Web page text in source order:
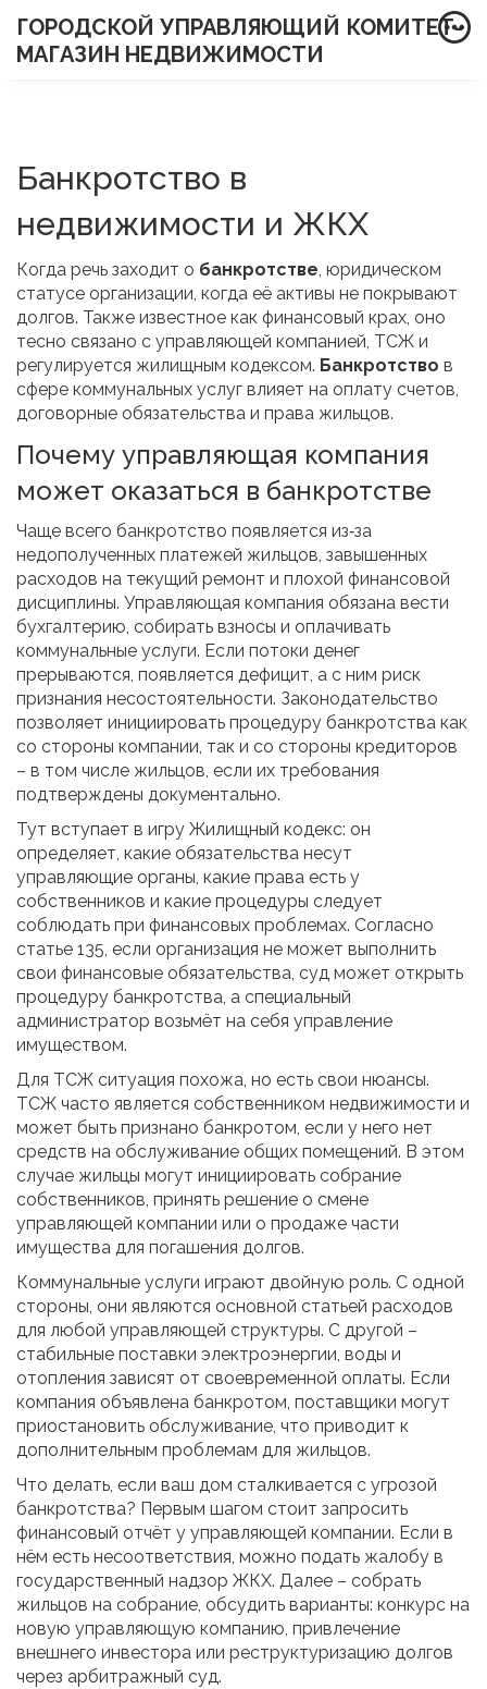
ГОРОДСКОЙ УПРАВЛЯЮЩИЙ КОМИТЕТ-
МАГАЗИН НЕДВИЖИМОСТИ
Банкротство в
недвижимости и ЖКХ
Когда речь заходит о банкротстве, юридическом
статусе организации, когда её активы не покрывают
долгов. Также известное как финансовый крах, оно
тесно связано с управляющей компанией, ТСЖ и
регулируется жилищным кодексом. Банкротство в
сфере коммунальных услуг влияет на оплату счетов,
договорные обязательства и права жильцов.
Почему управляющая компания
может оказаться в банкротстве
Чаще всего банкротство появляется из‑за
недополученных платежей жильцов, завышенных
расходов на текущий ремонт и плохой финансовой
дисциплины. Управляющая компания обязана вести
бухгалтерию, собирать взносы и оплачивать
коммунальные услуги. Если потоки денег
прерываются, появляется дефицит, а с ним риск
признания несостоятельности. Законодательство
позволяет инициировать процедуру банкротства как
со стороны компании, так и со стороны кредиторов
– в том числе жильцов, если их требования
подтверждены документально.
Тут вступает в игру Жилищный кодекс: он
определяет, какие обязательства несут
управляющие органы, какие права есть у
собственников и какие процедуры следует
соблюдать при финансовых проблемах. Согласно
статье 135, если организация не может выполнить
свои финансовые обязательства, суд может открыть
процедуру банкротства, а специальный
администратор возьмёт на себя управление
имуществом.
Для ТСЖ ситуация похожа, но есть свои нюансы.
ТСЖ часто является собственником недвижимости и
может быть признано банкротом, если у него нет
средств на обслуживание общих помещений. В этом
случае жильцы могут инициировать собрание
собственников, принять решение о смене
управляющей компании или о продаже части
имущества для погашения долгов.
Коммунальные услуги играют двойную роль. С одной
стороны, они являются основной статьей расходов
для любой управляющей структуры. С другой –
стабильные поставки электроэнергии, воды и
отопления зависят от своевременной оплаты. Если
компания объявлена банкротом, поставщики могут
приостановить обслуживание, что приводит к
дополнительным проблемам для жильцов.
Что делать, если ваш дом сталкивается с угрозой
банкротства? Первым шагом стоит запросить
финансовый отчёт у управляющей компании. Если в
нём есть несоответствия, можно подать жалобу в
государственный надзор ЖКХ. Далее – собрать
жильцов на собрание, обсудить варианты: конкурс на
новую управляющую компанию, привлечение
внешнего инвестора или реструктуризацию долгов
через арбитражный суд.